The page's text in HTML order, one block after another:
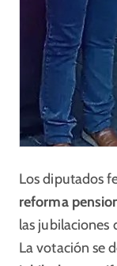
Los diputados
reforma
las jubilaciones
La votación se